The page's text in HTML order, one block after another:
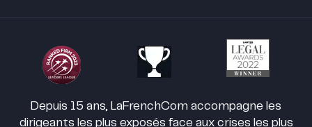
Depuis 15 ans, LaFrenchCom accompagne les
dirigeants les plus exposés face aux crises les plus